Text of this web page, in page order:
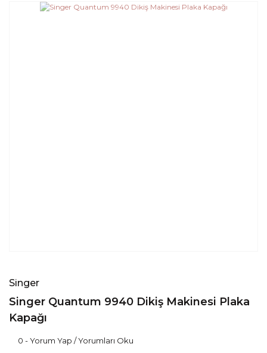
Singer
Singer Quantum 9940 Dikiş Makinesi Plaka
Kapağı
0 - Yorum Yap / Yorumları Oku